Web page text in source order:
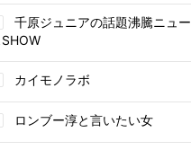
千原ジュニアの話題沸騰ニュー
SHOW
カイモノラボ
ロンブー淳と言いたい女